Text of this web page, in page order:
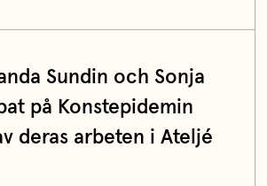
Sundin och Sonja
på Konstepidemin
deras arbeten i Ateljé